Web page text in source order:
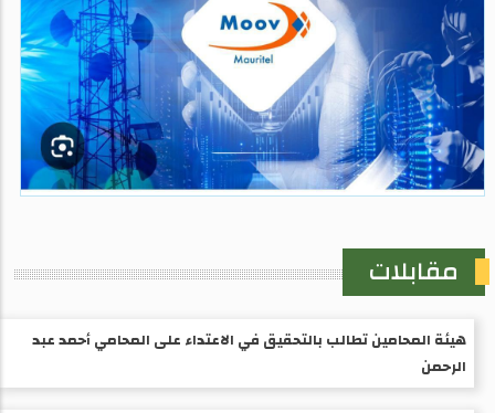
مقابلات
هيئة المحامين تطالب بالتحقيق في الاعتداء على المحامي أحمد عبد
الرحمن